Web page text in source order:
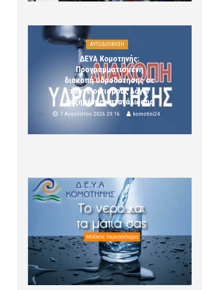
ΑΥΤΟΔΙΟΙΚΗΣΗ
ΔΕΥΑ Κομοτηνής:
Προγραμματισμένη
διακοπή υδροδότησης σε
πέντε οικισμούς λόγω
αυξημένης κατανάλωσης
7 Αυγούστου 2026 20:16 komotini24